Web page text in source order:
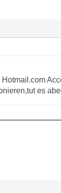
es